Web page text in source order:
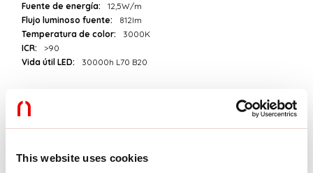
This website uses cookies
Fuente de energía:
12,5W/m
Flujo luminoso fuente:
812lm
Temperatura de color:
3000K
ICR:
>90
Vida útil LED:
30000h L70 B20
Download